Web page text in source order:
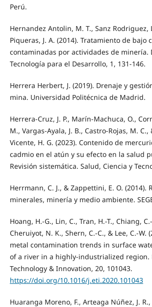
Perú.
Hernandez Antolin, M. T., Sanz Rodriguez,
Piqueras, J. A. (2014). Tratamiento de bajo
contaminadas por actividades de minería.
Tecnología para el Desarrollo, 1, 131-146.
Herrera Herbert, J. (2019). Drenaje y
mina. Universidad Politécnica de Madrid.
Herrera-Cruz, J. P., Marín-Machuca, O.,
M., Vargas-Ayala, J. B., Castro-Rojas, M. C.,
Vicente, H. G. (2023). Contenido de
cadmio en el atún y su efecto en la salud
Revisión sistemática. Salud, Ciencia y
Herrmann, C. J., & Zappettini, E. O. (2014).
minerales, minería y medio ambiente.
Hoang, H.-G., Lin, C., Tran, H.-T., Chiang,
Cheruiyot, N. K., Shern, C.-C., & Lee, C.-W.
metal contamination trends in surface
of a river in a highly-industrialized region.
Technology & Innovation, 20, 101043.
https://doi.org/10.1016/j.eti.2020.101043
Huaranga Moreno, F., Arteaga Núñez, J.